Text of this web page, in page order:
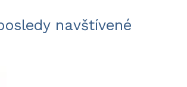
navštívené